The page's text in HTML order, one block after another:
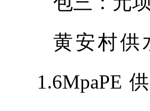
黄安村供
1.6MpaPE